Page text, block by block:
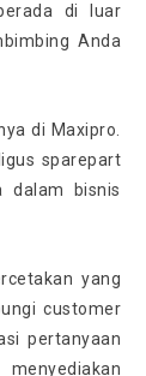
di luar
Anda
di Maxipro.
sparepart
dalam bisnis
yang
customer
pertanyaan